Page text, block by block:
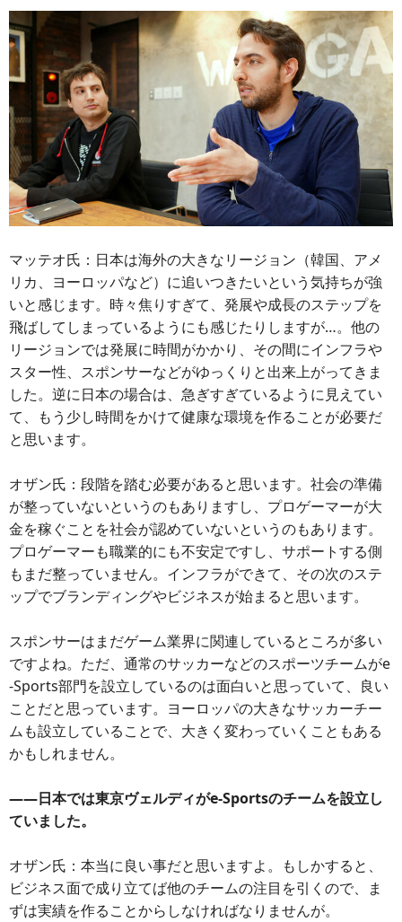
マッテオ氏：日本は海外の大きなリージョン（韓国、アメ
リカ、ヨーロッパなど）に追いつきたいという気持ちが強
いと感じます。時々焦りすぎて、発展や成長のステップを
飛ばしてしまっているようにも感じたりしますが…。他の
リージョンでは発展に時間がかかり、その間にインフラや
スター性、スポンサーなどがゆっくりと出来上がってきま
した。逆に日本の場合は、急ぎすぎているように見えてい
て、もう少し時間をかけて健康な環境を作ることが必要だ
と思います。
オザン氏：段階を踏む必要があると思います。社会の準備
が整っていないというのもありますし、プロゲーマーが大
金を稼ぐことを社会が認めていないというのもあります。
プロゲーマーも職業的にも不安定ですし、サポートする側
もまだ整っていません。インフラができて、その次のステ
ップでブランディングやビジネスが始まると思います。
スポンサーはまだゲーム業界に関連しているところが多い
ですよね。ただ、通常のサッカーなどのスポーツチームがe
-Sports部門を設立しているのは面白いと思っていて、良い
ことだと思っています。ヨーロッパの大きなサッカーチー
ムも設立していることで、大きく変わっていくこともある
かもしれません。
――日本では東京ヴェルディがe-Sportsのチームを設立し
ていました。
オザン氏：本当に良い事だと思いますよ。もしかすると、
ビジネス面で成り立てば他のチームの注目を引くので、ま
ずは実績を作ることからしなければなりませんが。